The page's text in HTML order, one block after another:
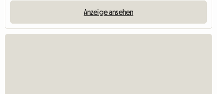
Anzeige ansehen